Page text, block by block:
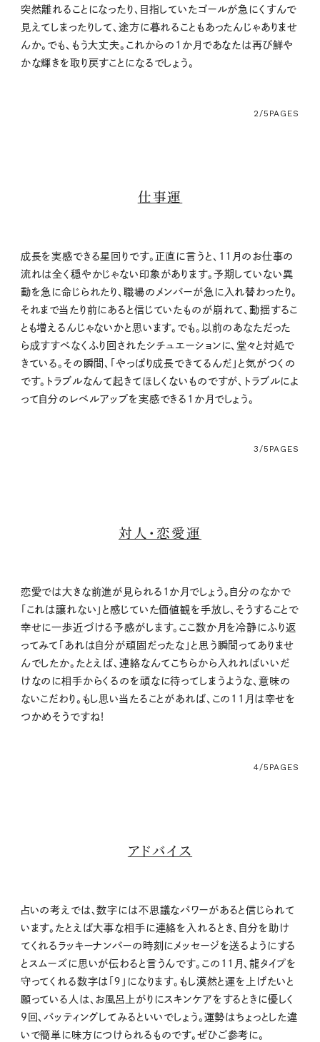
突然離れることになったり、目指していたゴールが急にくすんで
見えてしまったりして、途方に暮れることもあったんじゃありませ
んか。でも、もう大丈夫。これからの1か月であなたは再び鮮や
かな輝きを取り戻すことになるでしょう。
2/5 PAGES
仕事運
成長を実感できる星回りです。正直に言うと、11月のお仕事の
流れは全く穏やかじゃない印象があります。予期していない異
動を急に命じられたり、職場のメンバーが急に入れ替わったり。
それまで当たり前にあると信じていたものが崩れて、動揺するこ
とも増えるんじゃないかと思います。でも。以前のあなただった
ら成すすべなくふり回されたシチュエーションに、堂々と対処で
きている。その瞬間、「やっぱり成長できてるんだ」と気がつくの
です。トラブルなんて起きてほしくないものですが、トラブルによ
って自分のレベルアップを実感できる1か月でしょう。
3/5 PAGES
対人・恋愛運
恋愛では大きな前進が見られる1か月でしょう。自分のなかで
「これは譲れない」と感じていた価値観を手放し、そうすることで
幸せに一歩近づける予感がします。ここ数か月を冷静にふり返
ってみて「あれは自分が頑固だったな」と思う瞬間ってありませ
んでしたか。たとえば、連絡なんてこちらから入れればいいだ
けなのに相手からくるのを頑なに待ってしまうような、意味の
ないこだわり。もし思い当たることがあれば、この11月は幸せを
つかめそうですね！
4/5 PAGES
アドバイス
占いの考えでは、数字には不思議なパワーがあると信じられて
います。たとえば大事な相手に連絡を入れるとき、自分を助け
てくれるラッキーナンバーの時刻にメッセージを送るようにする
とスムーズに思いが伝わると言うんです。この11月、龍タイプを
守ってくれる数字は「９」になります。もし漠然と運を上げたいと
願っている人は、お風呂上がりにスキンケアをするときに優しく
9回、パッティングしてみるといいでしょう。運勢はちょっとした違
いで簡単に味方につけられるものです。ぜひご参考に。